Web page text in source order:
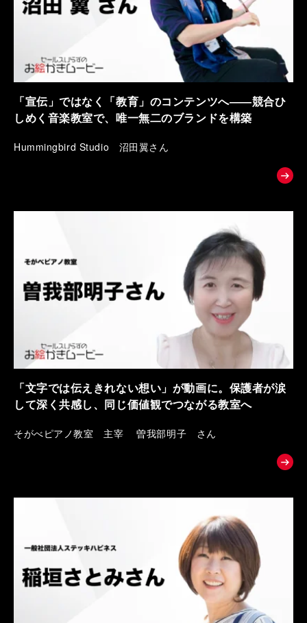
「宣伝」ではなく「教育」のコンテンツへ――競合ひ
しめく音楽教室で、唯一無二のブランドを構築
Hummingbird Studio 沼田翼さん
「文字では伝えきれない想い」が動画に。保護者が涙
して深く共感し、同じ価値観でつながる教室へ
そがべピアノ教室 主宰 曽我部明子 さん